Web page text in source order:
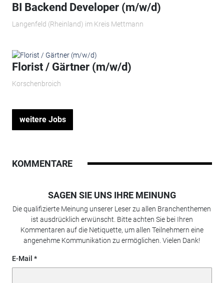
BI Backend Developer (m/w/d)
Langenfeld (Rheinland) im Kreis Mettmann
Florist / Gärtner (m/w/d)
Korschenbroich
weitere Jobs
KOMMENTARE
SAGEN SIE UNS IHRE MEINUNG
Die qualifizierte Meinung unserer Leser zu allen Branchenthemen
ist ausdrücklich erwünscht. Bitte achten Sie bei Ihren
Kommentaren auf die Netiquette, um allen Teilnehmern eine
angenehme Kommunikation zu ermöglichen. Vielen Dank!
E-Mail